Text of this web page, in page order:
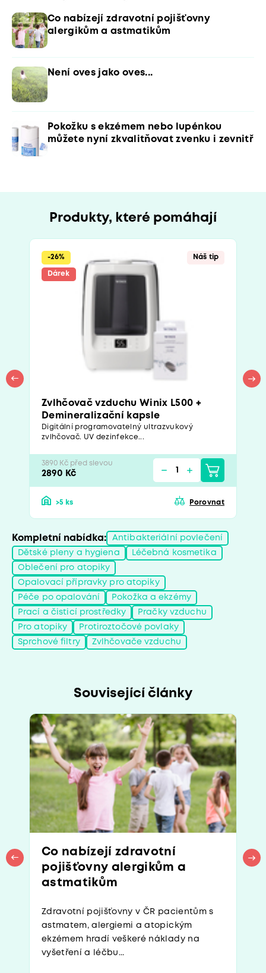
Co nabízejí zdravotní pojišťovny
alergikům a astmatikům
Není oves jako oves...
Pokožku s ekzémem nebo lupénkou
můžete nyní zkvalitňovat zvenku i zevnitř
Produkty, které pomáhají
Dárek
-26% Náš tip
Zvlhčovač vzduchu Winix L500 +
Demineralizační kapsle
Digitální programovatelný ultrazvukový
zvlhčovač. UV dezinfekce...
3890 Kč před slevou
2890 Kč
>5 ks Porovnat
Kompletní nabídka: Antibakteriální povlečení
Dětské pleny a hygiena Léčebná kosmetika
Oblečení pro atopiky
Opalovací přípravky pro atopiky
Péče po opalování Pokožka a ekzémy
Prací a čisticí prostředky Pračky vzduchu
Pro atopiky Protiroztočové povlaky
Sprchové filtry Zvlhčovače vzduchu
Související články
Co nabízejí zdravotní
pojišťovny alergikům a
astmatikům
Zdravotní pojišťovny v ČR pacientům s
astmatem, alergiemi a atopickým
ekzémem hradí veškeré náklady na
vyšetření a léčbu...